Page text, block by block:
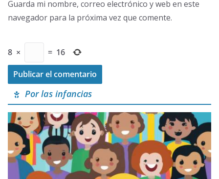
Guarda mi nombre, correo electrónico y web en este
navegador para la próxima vez que comente.
8 × = 16
Por las infancias